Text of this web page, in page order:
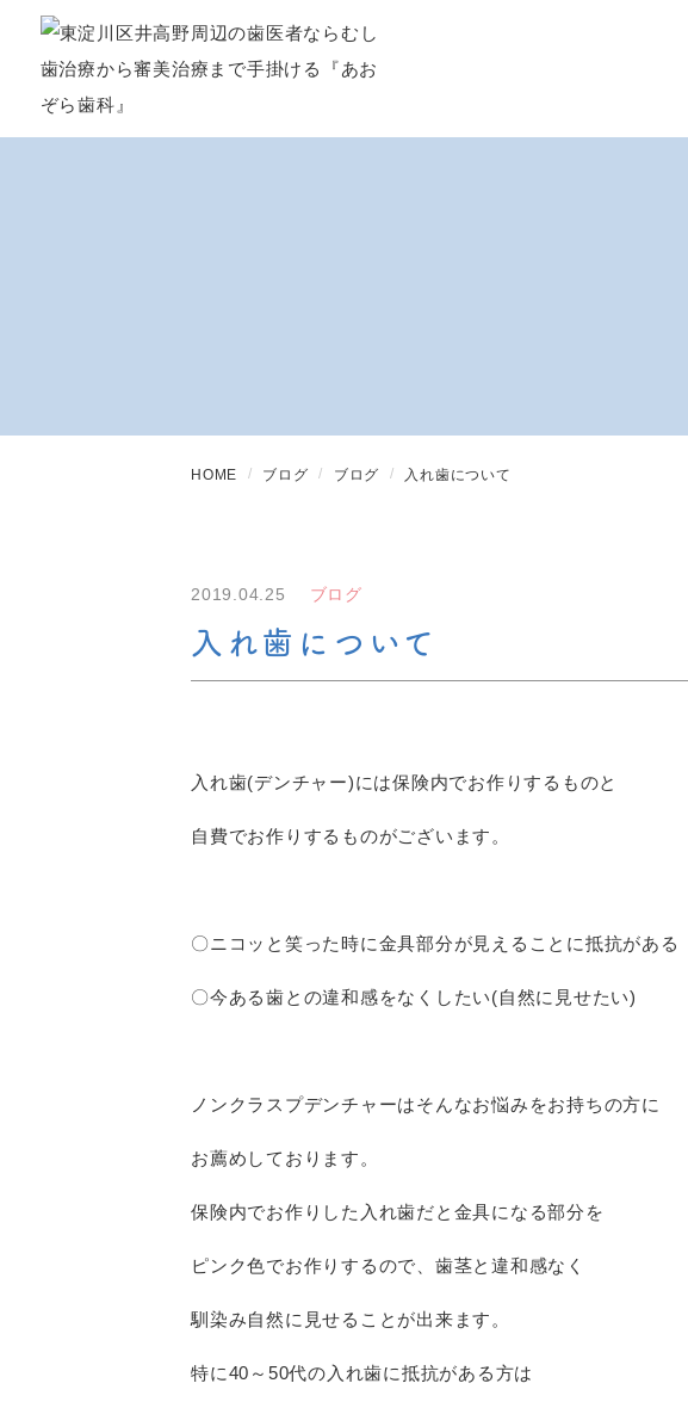
HOME ブログ ブログ 入れ歯について
2019.04.25 ブログ
入れ歯について
入れ歯(デンチャー)には保険内でお作りするものと
自費でお作りするものがございます。
〇ニコッと笑った時に金具部分が見えることに抵抗がある
〇今ある歯との違和感をなくしたい(自然に見せたい)
ノンクラスプデンチャーはそんなお悩みをお持ちの方に
お薦めしております。
保険内でお作りした入れ歯だと金具になる部分を
ピンク色でお作りするので、歯茎と違和感なく
馴染み自然に見せることが出来ます。
特に40～50代の入れ歯に抵抗がある方は